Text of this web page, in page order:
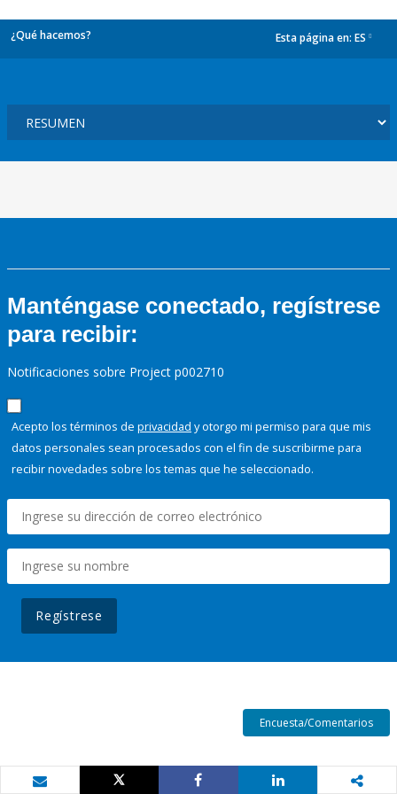
¿Qué hacemos? Esta página en: ES
Manténgase conectado, regístrese
para recibir:
Notificaciones sobre Project p002710
Acepto los términos de privacidad y otorgo mi permiso para que mis
datos personales sean procesados con el fin de suscribirme para
recibir novedades sobre los temas que he seleccionado.
Regístrese
Encuesta/Comentarios